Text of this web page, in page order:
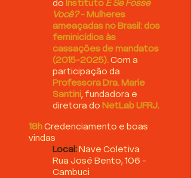
do Instituto E Se Fosse
Você?- Mulheres
ameaçadas no Brasil: dos
feminicídios às
cassações de mandatos
(2015-2025).Com a
participação da
Professora Dra. Marie
Santini, fundadora e
diretora do NetLab UFRJ.
18hCredenciamento e boas
vindas
Local:Nave Coletiva​
Rua José Bento, 106 -
Cambuci